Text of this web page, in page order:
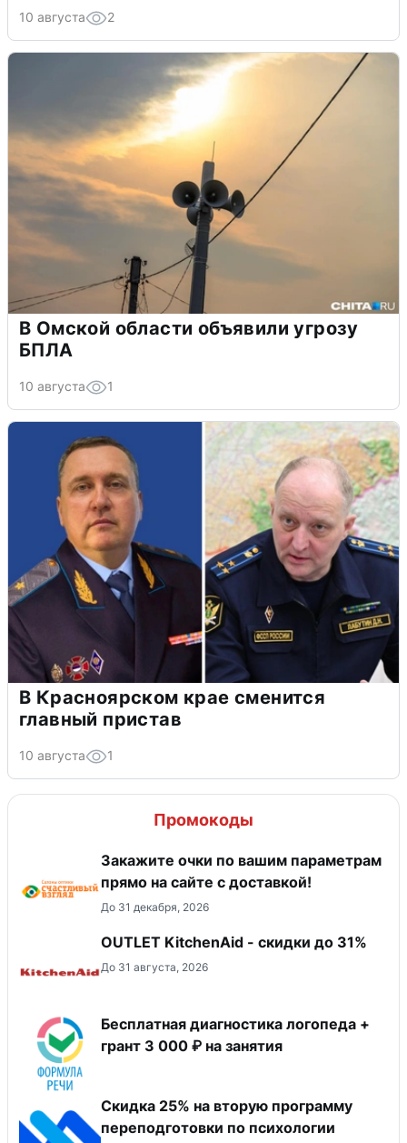
10 августа 2
В Омской области объявили угрозу
БПЛА
10 августа 1
В Красноярском крае сменится
главный пристав
10 августа 1
Промокоды
Закажите очки по вашим параметрам
прямо на сайте с доставкой!
До 31 декабря, 2026
OUTLET KitchenAid - скидки до 31%
До 31 августа, 2026
Бесплатная диагностика логопеда +
грант 3 000 ₽ на занятия
Скидка 25% на вторую программу
переподготовки по психологии